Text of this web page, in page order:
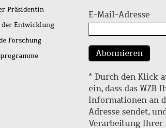
Präsidentin
der Entwicklung
Forschung
E-Mail-Adresse
Abonnieren
* Durch den Klick
ein, dass das WZB
Informationen an
Adresse sendet,
Verarbeitung Ihrer